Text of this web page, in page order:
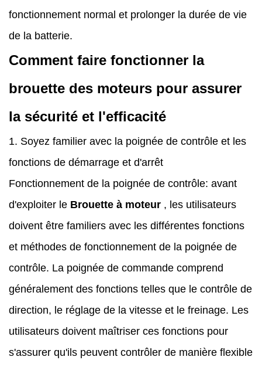
fonctionnement normal et prolonger la durée de vie
de la batterie.
Comment faire fonctionner la
brouette des moteurs pour assurer
la sécurité et l'efficacité
1. Soyez familier avec la poignée de contrôle et les
fonctions de démarrage et d'arrêt
Fonctionnement de la poignée de contrôle: avant
d'exploiter le Brouette à moteur , les utilisateurs
doivent être familiers avec les différentes fonctions
et méthodes de fonctionnement de la poignée de
contrôle. La poignée de commande comprend
généralement des fonctions telles que le contrôle de
direction, le réglage de la vitesse et le freinage. Les
utilisateurs doivent maîtriser ces fonctions pour
s'assurer qu'ils peuvent contrôler de manière flexible